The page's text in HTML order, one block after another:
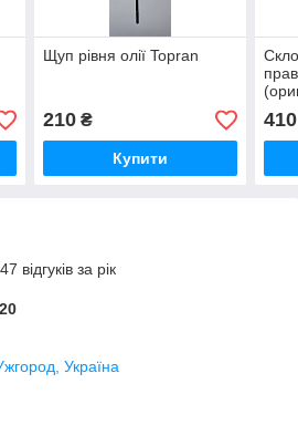
Щуп рівня олії Topran
210₴
Купити
410
відгуків за рік
Україна